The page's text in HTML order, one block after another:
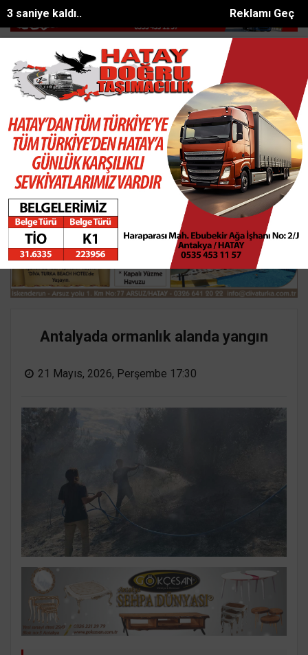
Reklamı Geç
1 saniye kaldı..
SON DAKİKA:
İl Başkanı Özkan: Türkiye Yüzy... AOSBden ihracata stratejik
Ana Sayfa ASAYİŞ
Antalyada ormanlık alanda yangın
21 Mayıs, 2026, Perşembe 17:30